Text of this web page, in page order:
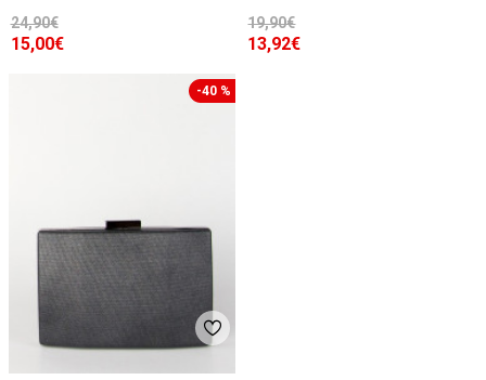
15,00€
24,90€
13,92€
19,90€
-40 %